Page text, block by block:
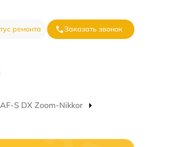
ремонта Заказать звонок
S DX Zoom-Nikkor